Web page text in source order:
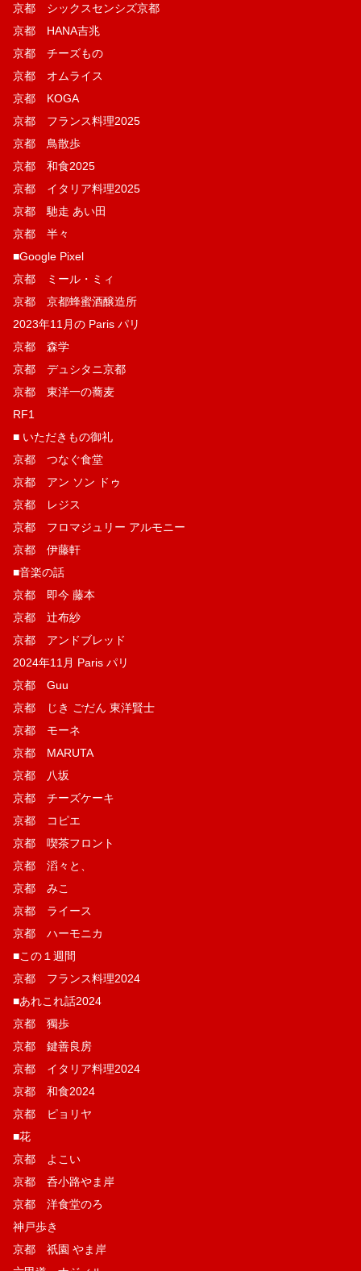
京都 シックスセンシズ京都
京都 HANA吉兆
京都 チーズもの
京都 オムライス
京都 KOGA
京都 フランス料理2025
京都 鳥散歩
京都 和食2025
京都 イタリア料理2025
京都 馳走 あい田
京都 半々
■Google Pixel
京都 ミール・ミィ
京都 京都蜂蜜酒醸造所
2023年11月の Paris パリ
京都 森学
京都 デュシタニ京都
京都 東洋一の蕎麦
RF1
■ いただきもの御礼
京都 つなぐ食堂
京都 アン ソン ドゥ
京都 レジス
京都 フロマジュリー アルモニー
京都 伊藤軒
■音楽の話
京都 即今 藤本
京都 辻布紗
京都 アンドブレッド
2024年11月 Paris パリ
京都 Guu
京都 じき ごだん 東洋賢士
京都 モーネ
京都 MARUTA
京都 八坂
京都 チーズケーキ
京都 コピエ
京都 喫茶フロント
京都 滔々と、
京都 みこ
京都 ライース
京都 ハーモニカ
■この１週間
京都 フランス料理2024
■あれこれ話2024
京都 獨歩
京都 鍵善良房
京都 イタリア料理2024
京都 和食2024
京都 ピョリヤ
■花
京都 よこい
京都 呑小路やま岸
京都 洋食堂のろ
神戸歩き
京都 祇園 やま岸